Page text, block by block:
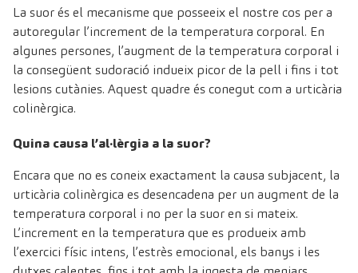
La suor és el mecanisme que posseeix el nostre cos per a
autoregular l’increment de la temperatura corporal. En
algunes persones, l’augment de la temperatura corporal i
la consegüent sudoració indueix picor de la pell i fins i tot
lesions cutànies. Aquest quadre és conegut com a urticària
colinèrgica.
Quina causa l’al·lèrgia a la suor?
Encara que no es coneix exactament la causa subjacent, la
urticària colinèrgica es desencadena per un augment de la
temperatura corporal i no per la suor en si mateix.
L’increment en la temperatura que es produeix amb
l’exercici físic intens, l’estrès emocional, els banys i les